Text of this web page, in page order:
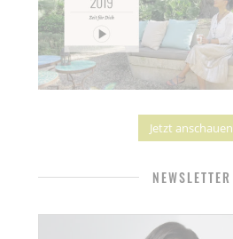
Jetzt anschauen
NEWSLETTER